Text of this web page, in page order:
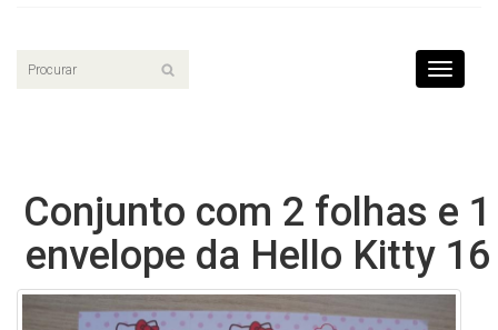
Toggle
Conjunto com 2 folhas e 1
envelope da Hello Kitty 16